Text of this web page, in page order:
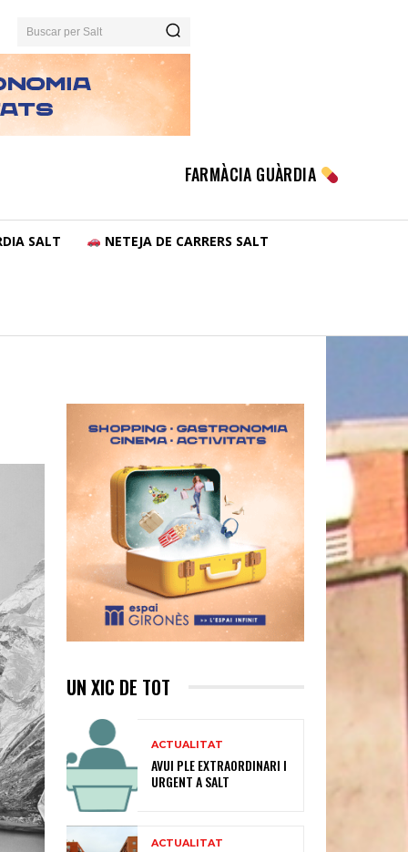
Buscar per Salt
FARMÀCIA GUÀRDIA
SALT NETEJA DE CARRERS SALT
UN XIC DE TOT
ACTUALITAT
AVUI PLE EXTRAORDINARI I
URGENT A SALT
ACTUALITAT